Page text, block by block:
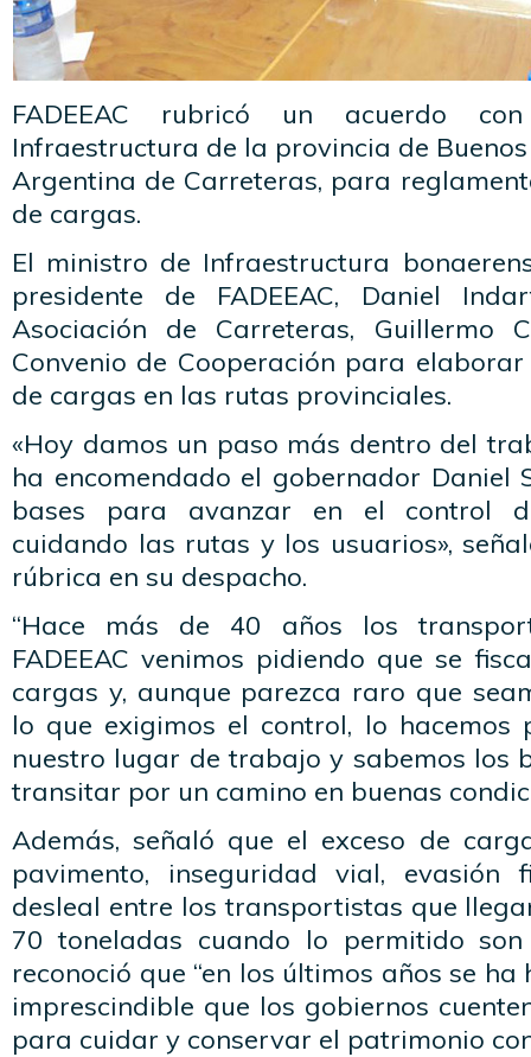
FADEEAC rubricó un acuerdo
Infraestructura de la provincia de
Argentina de Carreteras, para
de cargas.
El ministro de Infraestructura
presidente de FADEEAC, Daniel
Asociación de Carreteras, Guillermo
Convenio de Cooperación para
de cargas en las rutas provinciales.
«Hoy damos un paso más dentro del
ha encomendado el gobernador Daniel
bases para avanzar en el control
cuidando las rutas y los usuarios»,
rúbrica en su despacho.
“Hace más de 40 años los
FADEEAC venimos pidiendo que se
cargas y, aunque parezca raro que
lo que exigimos el control, lo hacemos
nuestro lugar de trabajo y sabemos los
transitar por un camino en buenas
Además, señaló que el exceso de
pavimento, inseguridad vial, evasión
desleal entre los transportistas que
70 toneladas cuando lo permitido
reconoció que “en los últimos años se ha
imprescindible que los gobiernos
para cuidar y conservar el patrimonio